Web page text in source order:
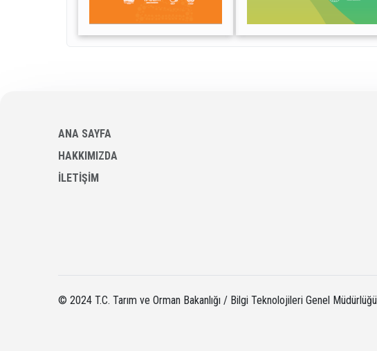
ANA SAYFA
HAKKIMIZDA
İLETİŞİM
© 2024 T.C. Tarım ve Orman Bakanlığı / Bilgi Teknolojileri Genel Müdürlüğü